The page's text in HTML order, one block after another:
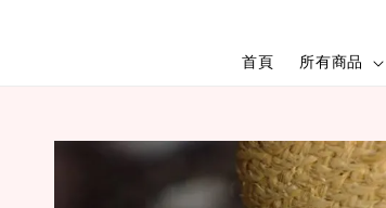
首頁 所有商品